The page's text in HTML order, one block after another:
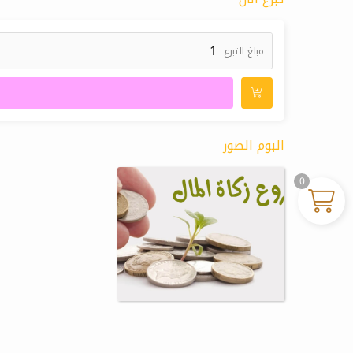
مبلغ التبرع
البوم الصور
0